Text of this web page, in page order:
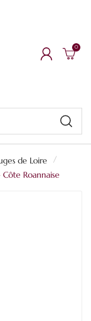
0
de Loire
Roannaise